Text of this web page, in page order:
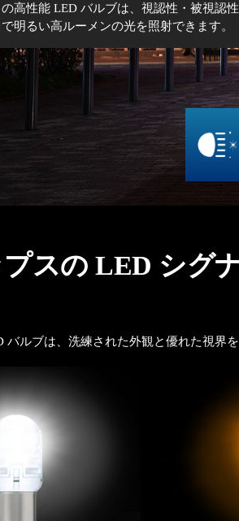
高性能 LED バルブは、視認性・被視認
明るい高ルーメンの光を照射できます。
スの LED シグ
バルブは、洗練された外観と優れた視界を